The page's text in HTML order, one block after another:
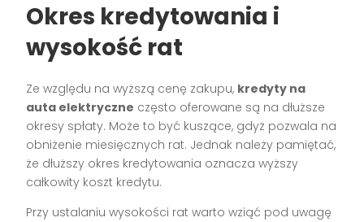
Okres kredytowania i
wysokość rat
Ze względu na wyższą cenę zakupu, kredyty na
auta elektryczne często oferowane są na dłuższe
okresy spłaty. Może to być kuszące, gdyż pozwala na
obniżenie miesięcznych rat. Jednak należy pamiętać,
że dłuższy okres kredytowania oznacza wyższy
całkowity koszt kredytu.
Przy ustalaniu wysokości rat warto wziąć pod uwagę